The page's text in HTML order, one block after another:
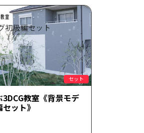
セット
教室《背景モデ
ット》